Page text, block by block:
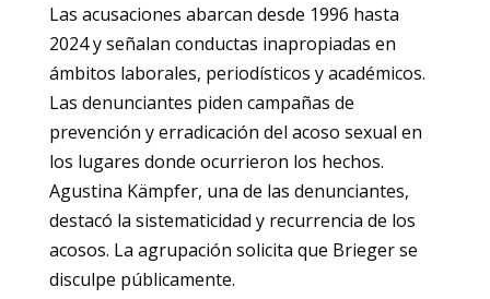
Las acusaciones abarcan desde 1996 hasta
2024 y señalan conductas inapropiadas en
ámbitos laborales, periodísticos y académicos.
Las denunciantes piden campañas de
prevención y erradicación del acoso sexual en
los lugares donde ocurrieron los hechos.
Agustina Kämpfer, una de las denunciantes,
destacó la sistematicidad y recurrencia de los
acosos. La agrupación solicita que Brieger se
disculpe públicamente.